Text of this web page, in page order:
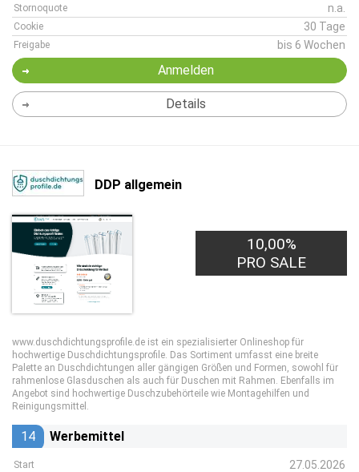
Stornoquote n.a.
Cookie 30 Tage
Freigabe bis 6 Wochen
Anmelden
Details
DDP allgemein
10,00%
PRO SALE
www.duschdichtungsprofile.de ist ein spezialisierter Onlineshop für
hochwertige Duschdichtungsprofile. Das Sortiment umfasst eine breite
Palette an Duschdichtungen aller gängigen Größen und Formen, sowohl für
rahmenlose Glasduschen als auch für Duschen mit Rahmen. Ebenfalls im
Angebot sind hochwertige Duschzubehörteile wie Montagehilfen und
Reinigungsmittel.
14 Werbemittel
Start 27.05.2026